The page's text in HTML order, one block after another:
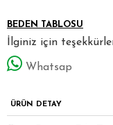
BEDEN TABLOSU
İlginiz için
Whatsap
ÜRÜN DETAY